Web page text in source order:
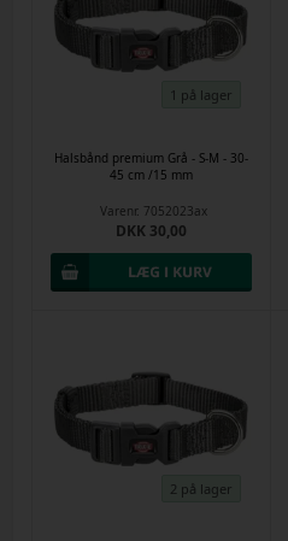
1 på lager
Halsbånd premium Grå - S-M - 30-
45 cm /15 mm
Varenr. 7052023ax
DKK 30,00
2 på lager